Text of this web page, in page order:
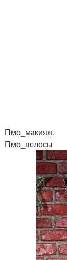
Пмо_макияж.
Пмо_волосы